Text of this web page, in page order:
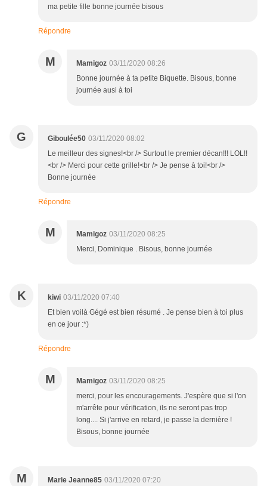
ma petite fille bonne journée bisous
Répondre
M Mamigoz 03/11/2020 08:26
Bonne journée à ta petite Biquette. Bisous, bonne
journée ausi à toi
G Giboulée50 03/11/2020 08:02
Le meilleur des signes!<br /> Surtout le premier décan!!! LOL!!
<br /> Merci pour cette grille!<br /> Je pense à toi!<br />
Bonne journée
Répondre
M Mamigoz 03/11/2020 08:25
Merci, Dominique . Bisous, bonne journée
K kiwi 03/11/2020 07:40
Et bien voilà Gégé est bien résumé . Je pense bien à toi plus
en ce jour :*)
Répondre
M Mamigoz 03/11/2020 08:25
merci, pour les encouragements. J'espère que si l'on
m'arrête pour vérification, ils ne seront pas trop
long.... Si j'arrive en retard, je passe la dernière !
Bisous, bonne journée
M Marie Jeanne85 03/11/2020 07:20